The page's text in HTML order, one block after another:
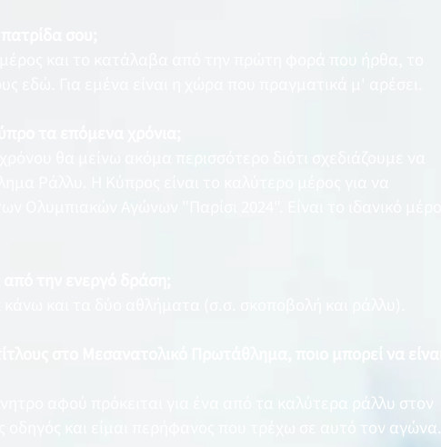
σου;
και το κατάλαβα από την πρώτη φορά που ήρθα, το
εδώ. Για εμένα είναι η χώρα που πραγματικά μ' αρέσει.
αφού πρόκειται για ένα από τα καλύτερα ράλλυ στον
οδηγός και είμαι περήφανος που τρέχω σε αυτό τον αγώνα.